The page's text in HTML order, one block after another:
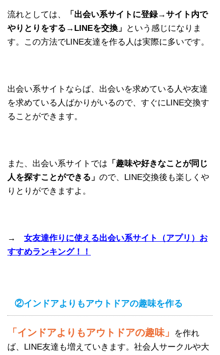
流れとしては、
「出会い系サイトに登録→サイト内で
やりとりをする→LINEを交換」
という感じになりま
す。この方法でLINE友達を作る人は実際に多いです。
出会い系サイトならば、出会いを求めている人や友達
を求めている人ばかりがいるので、すぐにLINE交換す
ることができます。
また、出会い系サイトでは 「趣味や好きなことが同じ
人を探すことができる」 ので、LINE交換後も楽しくや
りとりができますよ。
→ 女友達作りに使える出会い系サイト（アプリ）お
すすめランキング！！
②インドアよりもアウトドアの趣味を作る
「インドアよりもアウトドアの趣味」
を作れ
ば、LINE友達も増えていきます。社会人サークルや大